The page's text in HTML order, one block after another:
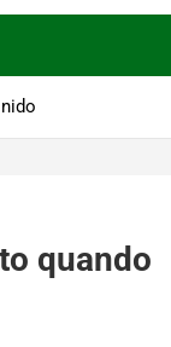
quando